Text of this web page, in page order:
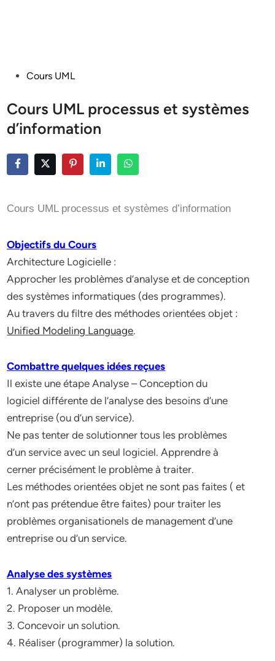
PostedCours UML
Cours UML processus et systèmes
d’information
Cours UML processus et systèmes d’information
Objectifs du Cours
Architecture Logicielle :
Approcher les problèmes d’analyse et de conception
des systèmes informatiques (des programmes).
Au travers du filtre des méthodes orientées objet :
Unified Modeling Language.
Combattre quelques idées reçues
Il existe une étape Analyse – Conception du
logiciel différente de l’analyse des besoins d’une
entreprise (ou d’un service).
Ne pas tenter de solutionner tous les problèmes
d’un service avec un seul logiciel. Apprendre à
cerner précisément le problème à traiter.
Les méthodes orientées objet ne sont pas faites ( et
n’ont pas prétendue être faites) pour traiter les
problèmes organisationels de management d’une
entreprise ou d’un service.
Analyse des systèmes
1. Analyser un problème.
2. Proposer un modèle.
3. Concevoir un solution.
4. Réaliser (programmer) la solution.